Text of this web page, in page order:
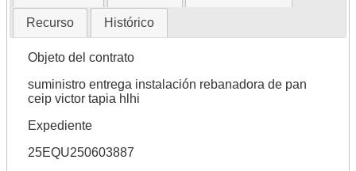
Recurso Histórico
Objeto del contrato
suministro entrega instalación rebanadora de pan
ceip victor tapia hlhi
Expediente
25EQU250603887